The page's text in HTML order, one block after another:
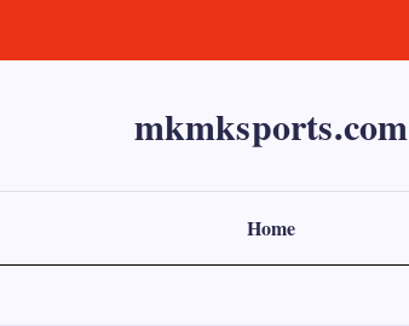
mkmksports.com
Home